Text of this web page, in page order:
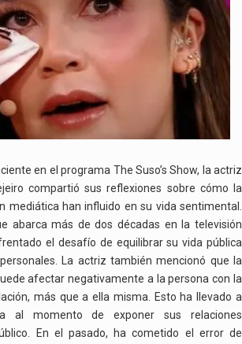
en el programa The Suso’s Show, la actriz
compartió sus reflexiones sobre cómo la
mediática han influido en su vida sentimental.
abarca más de dos décadas en la televisión
el desafío de equilibrar su vida pública
La actriz también mencionó que la
afectar negativamente a la persona con la
más que a ella misma. Esto ha llevado a
al momento de exponer sus relaciones
En el pasado, ha cometido el error de